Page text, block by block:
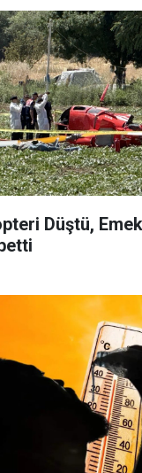
Düştü,